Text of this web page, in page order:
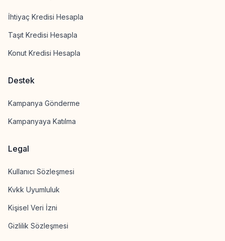
İhtiyaç Kredisi Hesapla
Taşıt Kredisi Hesapla
Konut Kredisi Hesapla
Destek
Kampanya Gönderme
Kampanyaya Katılma
Legal
Kullanıcı Sözleşmesi
Kvkk Uyumluluk
Kişisel Veri İzni
Gizlilik Sözleşmesi